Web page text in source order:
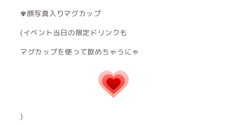
✾顔写真入りマグカップ
(イベント当日の限定ドリンクも
マグカップを使って飲めちゃうにゃ
)